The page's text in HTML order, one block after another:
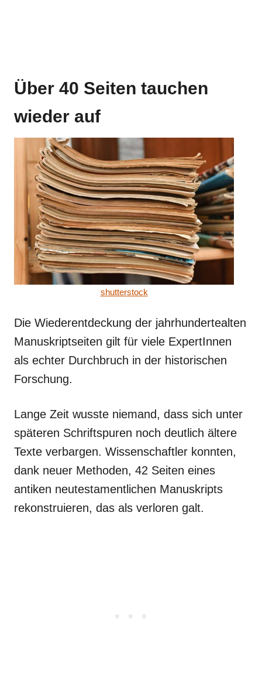
Über 40 Seiten tauchen
wieder auf
shutterstock
Die Wiederentdeckung der jahrhundertealten
Manuskriptseiten gilt für viele ExpertInnen
als echter Durchbruch in der historischen
Forschung.
Lange Zeit wusste niemand, dass sich unter
späteren Schriftspuren noch deutlich ältere
Texte verbargen. Wissenschaftler konnten,
dank neuer Methoden, 42 Seiten eines
antiken neutestamentlichen Manuskripts
rekonstruieren, das als verloren galt.